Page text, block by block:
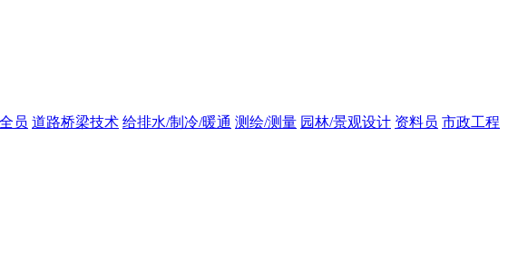
员 道路桥梁技术 给排水/制冷/暖通 测绘/测量 园林/景观设计 资料员 市政工程